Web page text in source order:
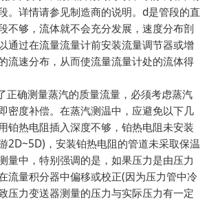
。详情请参见制造商的说明。d是管段的直
不够，流体就不会充分发展，速度分布剖
通过在流量流量计前安装流量调节器或增
流速分布，从而使流量流量计处的流体得
正确测量蒸汽的质量流量，必须考虑蒸汽
密度补偿。在蒸汽测温中，应避免以下几
铂热电阻插入深度不够，铂热电阻未安装
2D~5D)，安装铂热电阻的管道未采取保温
量中，特别强调的是，如果压力是由压力
流量积分器中偏移或校正(因为压力管中冷
压力变送器测量的压力与实际压力有一定